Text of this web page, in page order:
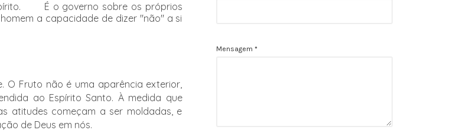
É o governo sobre os próprios
a capacidade de dizer "não" a si
O Fruto não é uma aparência exterior,
ao Espírito Santo. À medida que
atitudes começam a ser moldadas, e
de Deus em nós.
Mensagem *